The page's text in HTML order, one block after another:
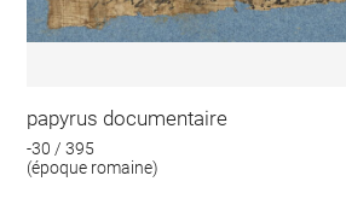
papyrus documentaire
-30 / 395
(époque romaine)